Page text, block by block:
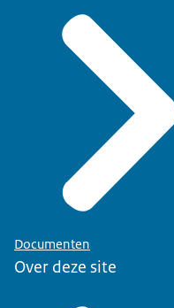
Documenten
Over deze site